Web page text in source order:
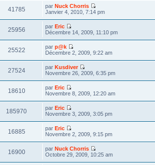
41785 parNuck Chorris
Janvier 4, 2010, 7:14 pm
25956 parEric
Décembre 14, 2009, 11:10 pm
25522 parp@k
Décembre 2, 2009, 9:22 am
27524 parKusdiver
Novembre 26, 2009, 6:35 pm
18610 parEric
Novembre 8, 2009, 12:20 am
185970 parEric
Novembre 3, 2009, 3:05 pm
16885 parEric
Novembre 2, 2009, 9:15 pm
16900 parNuck Chorris
Octobre 29, 2009, 10:25 am